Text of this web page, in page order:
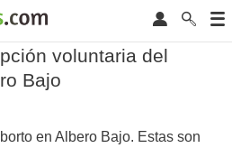
voluntaria del
Bajo
en Albero Bajo. Estas son